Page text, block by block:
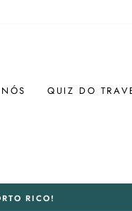
QUIZ DO
RICO!